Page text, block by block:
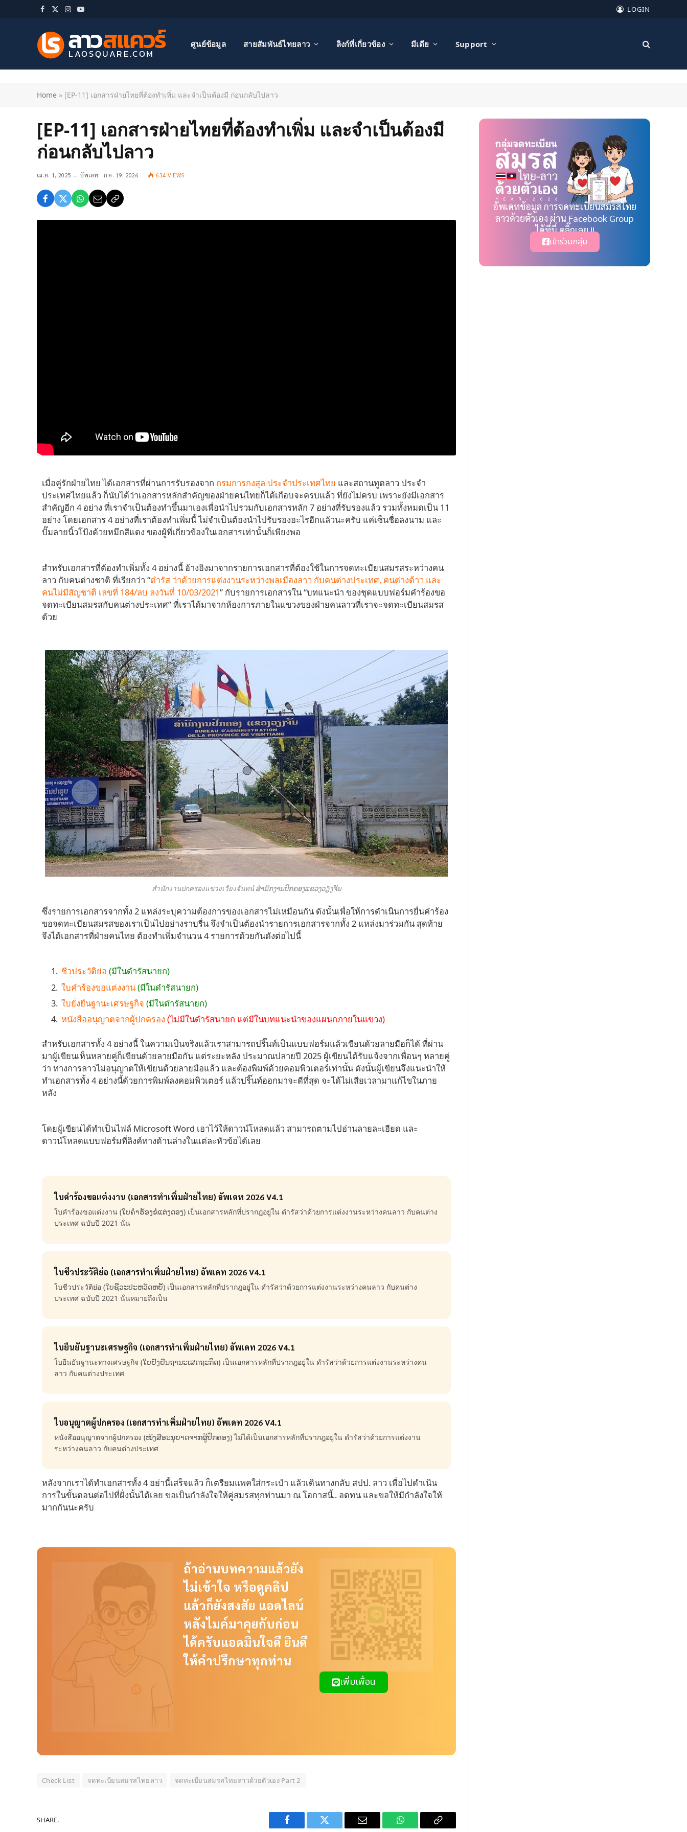
Facebook
X
Instagram
YouTube LOGIN
ศูนย์ข้อมูล สายสัมพันธ์ไทยลาว ลิงก์ที่เกี่ยวข้อง มีเดีย Support
Home » [EP-11] เอกสารฝ่ายไทยที่ต้องทำเพิ่ม และจำเป็นต้องมี ก่อนกลับไปลาว
[EP-11] เอกสารฝ่ายไทยที่ต้องทำเพิ่ม และจำเป็นต้องมี
ก่อนกลับไปลาว
เม.ย. 1, 2025 อัพเดท: ก.ค. 19, 2026 634 VIEWS
เมื่อคู่รักฝ่ายไทย ได้เอกสารที่ผ่านการรับรองจาก กรมการกงสุล ประจำประเทศไทย และสถานทูตลาว ประจำ
ประเทศไทยแล้ว ก็นับได้ว่าเอกสารหลักสำคัญของฝ่ายคนไทยก็ได้เกือบจะครบแล้ว ที่ยังไม่ครบ เพราะยังมีเอกสาร
สำคัญอีก 4 อย่าง ที่เราจำเป็นต้องทำขึ้นมาเองเพื่อนำไปรวมกับเอกสารหลัก 7 อย่างที่รับรองแล้ว รวมทั้งหมดเป็น 11
อย่าง โดยเอกสาร 4 อย่างที่เราต้องทำเพิ่มนี้ ไม่จำเป็นต้องนำไปรับรองอะไรอีกแล้วนะครับ แค่เซ็นชื่อลงนาม และ
ปั๊มลายนิ้วโป้งด้วยหมึกสีแดง ของผู้ที่เกี่ยวข้องในเอกสารเท่านั้นก็เพียงพอ
สำหรับเอกสารที่ต้องทำเพิ่มทั้ง 4 อย่างนี้ อ้างอิงมาจากรายการเอกสารที่ต้องใช้ในการจดทะเบียนสมรสระหว่างคน
ลาว กับคนต่างชาติ ที่เรียกว่า “ดำรัส ว่าด้วยการแต่งงานระหว่างพลเมืองลาว กับคนต่างประเทศ, คนต่างด้าว และ
คนไม่มีสัญชาติ เลขที่ 184/ลบ ลงวันที่ 10/03/2021” กับรายการเอกสารใน “บทแนะนำ ของชุดแบบฟอร์มคำร้องขอ
จดทะเบียนสมรสกับคนต่างประเทศ” ที่เราได้มาจากห้องการภายในแขวงของฝ่ายคนลาวที่เราจะจดทะเบียนสมรส
ด้วย
สำนักงานปกครองแขวงเวียงจันทน์ ສຳນັກງານປົກຄອງແຂວງວຽງຈັນ
ซึ่งรายการเอกสารจากทั้ง 2 แหล่งระบุความต้องการของเอกสารไม่เหมือนกัน ดังนั้นเพื่อให้การดำเนินการยื่นคำร้อง
ขอจดทะเบียนสมรสของเราเป็นไปอย่างราบรื่น จึงจำเป็นต้องนำรายการเอกสารจากทั้ง 2 แหล่งมาร่วมกัน สุดท้าย
จึงได้เอกสารที่ฝ่ายคนไทย ต้องทำเพิ่มจำนวน 4 รายการด้วยกันดังต่อไปนี้
ชีวประวัติย่อ (มีในดำรัสนายก)
ใบคำร้องขอแต่งงาน(มีในดำรัสนายก)
ใบยั่งยืนฐานะเศรษฐกิจ (มีในดำรัสนายก)
หนังสืออนุญาตจากผู้ปกครอง (ไม่มีในดำรัสนายก แต่มีในบทแนะนำของแผนกภายในแขวง)
สำหรับเอกสารทั้ง 4 อย่างนี้ ในความเป็นจริงแล้วเราสามารถปริ๊นท์เป็นแบบฟอร์มแล้วเขียนด้วยลายมือก็ได้ ที่ผ่าน
มาผู้เขียนเห็นหลายคู่ก็เขียนด้วยลายมือกัน แต่ระยะหลัง ประมาณปลายปี 2025 ผู้เขียนได้รับแจ้งจากเพื่อนๆ หลายคู่
ว่า ทางการลาวไม่อนุญาตให้เขียนด้วยลายมือแล้ว และต้องพิมพ์ด้วยคอมพิวเตอร์เท่านั้น ดังนั้นผู้เขียนจึงแนะนำให้
ทำเอกสารทั้ง 4 อย่างนี้ด้วยการพิมพ์ลงคอมพิวเตอร์ แล้วปริ๊นท์ออกมาจะดีที่สุด จะได้ไม่เสียเวลามาแก้ไขในภาย
หลัง
โดยผู้เขียนได้ทำเป็นไฟล์ Microsoft Word เอาไว้ให้ดาวน์โหลดแล้ว สามารถตามไปอ่านลายละเอียด และ
ดาวน์โหลดแบบฟอร์มที่ลิงค์ทางด้านล่างในแต่ละหัวข้อได้เลย
ใบคำร้องขอแต่งงาน (เอกสารทำเพิ่มฝ่ายไทย) อัพเดท 2026 V4.1
ใบคำร้องขอแต่งงาน (ໃບຄຳຮ້ອງຂໍແຕ່ງດອງ) เป็นเอกสารหลักที่ปรากฎอยู่ใน ดำรัสว่าด้วยการแต่งงานระหว่างคนลาว กับคนต่าง
ประเทศ ฉบับปี 2021 นั่น
ใบชีวประวัติย่อ (เอกสารทำเพิ่มฝ่ายไทย) อัพเดท 2026 V4.1
ใบชีวประวัติย่อ (ໃບຊີວະປະຫວັດຫຍໍ້) เป็นเอกสารหลักที่ปรากฎอยู่ใน ดำรัสว่าด้วยการแต่งงานระหว่างคนลาว กับคนต่าง
ประเทศ ฉบับปี 2021 นั่นหมายถึงเป็น
ใบยืนยันฐานะเศรษฐกิจ (เอกสารทำเพิ่มฝ่ายไทย) อัพเดท 2026 V4.1
ใบยืนยันฐานะทางเศรษฐกิจ (ໃບຢັ່ງຢືນຖານະເສດຖະກິດ) เป็นเอกสารหลักที่ปรากฎอยู่ใน ดำรัสว่าด้วยการแต่งงานระหว่างคน
ลาว กับคนต่างประเทศ
ใบอนุญาตผู้ปกครอง (เอกสารทำเพิ่มฝ่ายไทย) อัพเดท 2026 V4.1
หนังสืออนุญาตจากผู้ปกครอง (ໜັງສືອະນຸຍາດຈາກຜູ້ປົກຄອງ) ไม่ได้เป็นเอกสารหลักที่ปรากฎอยู่ใน ดำรัสว่าด้วยการแต่งงาน
ระหว่างคนลาว กับคนต่างประเทศ
หลังจากเราได้ทำเอกสารทั้ง 4 อย่านี้เสร็จแล้ว ก็เตรียมแพคใส่กระเป๋า แล้วเดินทางกลับ สปป. ลาว เพื่อไปดำเนิน
การในขั้นตอนต่อไปที่ฝั่งนั้นได้เลย ขอเป็นกำลังใจให้คู่สมรสทุกท่านมา ณ โอกาสนี้.. อดทน และขอให้มีกำลังใจให้
มากกันนะครับ
ถ้าอ่านบทความแล้วยัง
ไม่เข้าใจ หรือดูคลิป
แล้วก็ยังสงสัย แอดไลน์
หลังไมค์มาคุยกับก่อน
ได้ครับแอดมินใจดี ยินดี
ให้คำปรึกษาทุกท่าน
เพิ่มเพื่อน
Check List จดทะเบียนสมรสไทยลาว จดทะเบียนสมรสไทยลาวด้วยตัวเอง Part 2
SHARE.
Facebook Twitter Email WhatsAppCopy
อัพเดทข้อมูล การจดทะเบียนสมรสไทย
ลาวด้วยตัวเอง ผ่าน Facebook Group
ได้ที่นี่ คลิ๊กเลย !!
เข้าร่วมกลุ่ม